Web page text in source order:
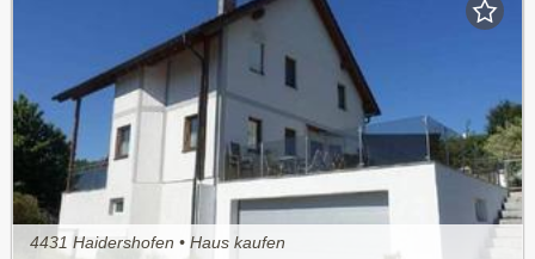
4431 Haidershofen • Haus kaufen